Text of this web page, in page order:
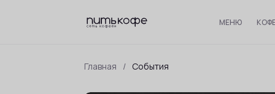
МЕНЮ
Главная / События